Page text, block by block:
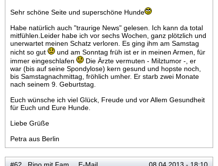
Sehr schöne Seite und superschöne Hunde
Habe natürlich auch "traurige News" gelesen. Ich kann da total
mitfühlen.Leider habe ich vor sechs Wochen, ganz plötzlich und
unerwartet meinen Schatz verloren. Es ging ihm am Samstag
nicht so gut
und am Sonntag früh ist er in meinen Armen, für
immer eingeschlafen
Die Ärzte vermuten - Milztumor -, er
war (bis auf seine Spondylose) kern gesund und hopste noch,
bis Samstagnachmittag, fröhlich umher. Er starb zwei Monate
nach seinem 9. Geburtstag.
Euch wünsche ich viel Glück, Freude und vor Allem Gesundheit
für Euch und Eure Hunde.
Liebe Grüße
Petra aus Berlin